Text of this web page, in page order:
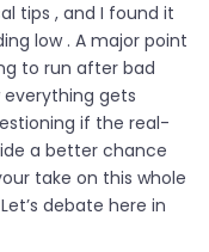
tips , and I found it
low . A major point
to run after bad
everything gets
if the real-
a better chance
take on this whole
debate here in